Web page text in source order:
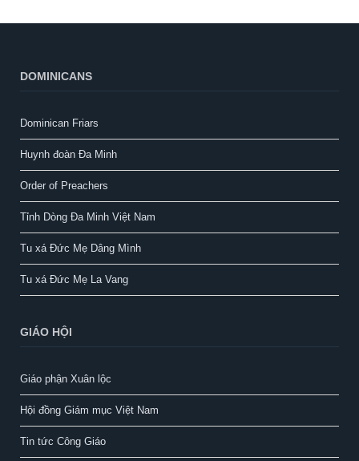
DOMINICANS
Dominican Friars
Huynh đoàn Đa Minh
Order of Preachers
Tỉnh Dòng Đa Minh Việt Nam
Tu xá Đức Mẹ Dâng Mình
Tu xá Đức Mẹ La Vang
GIÁO HỘI
Giáo phận Xuân lộc
Hội đồng Giám mục Việt Nam
Tin tức Công Giáo